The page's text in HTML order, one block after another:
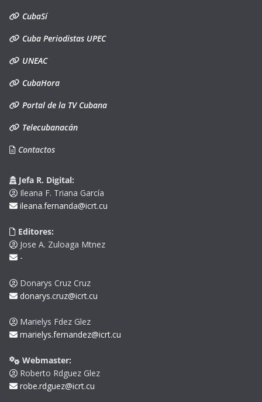
CubaSí
Cuba Periodistas UPEC
UNEAC
CubaHora
Portal de la TV Cubana
Telecubanacán
Contactos
Jefa R. Digital:
Ileana F. Triana García
ileana.fernanda@icrt.cu
Editores:
Jose A. Zuloaga Mtnez
-
Donarys Cruz Cruz
donarys.cruz@icrt.cu
Marielys Fdez Glez
marielys.fernandez@icrt.cu
Webmaster:
Roberto Rdguez Glez
robe.rdguez@icrt.cu